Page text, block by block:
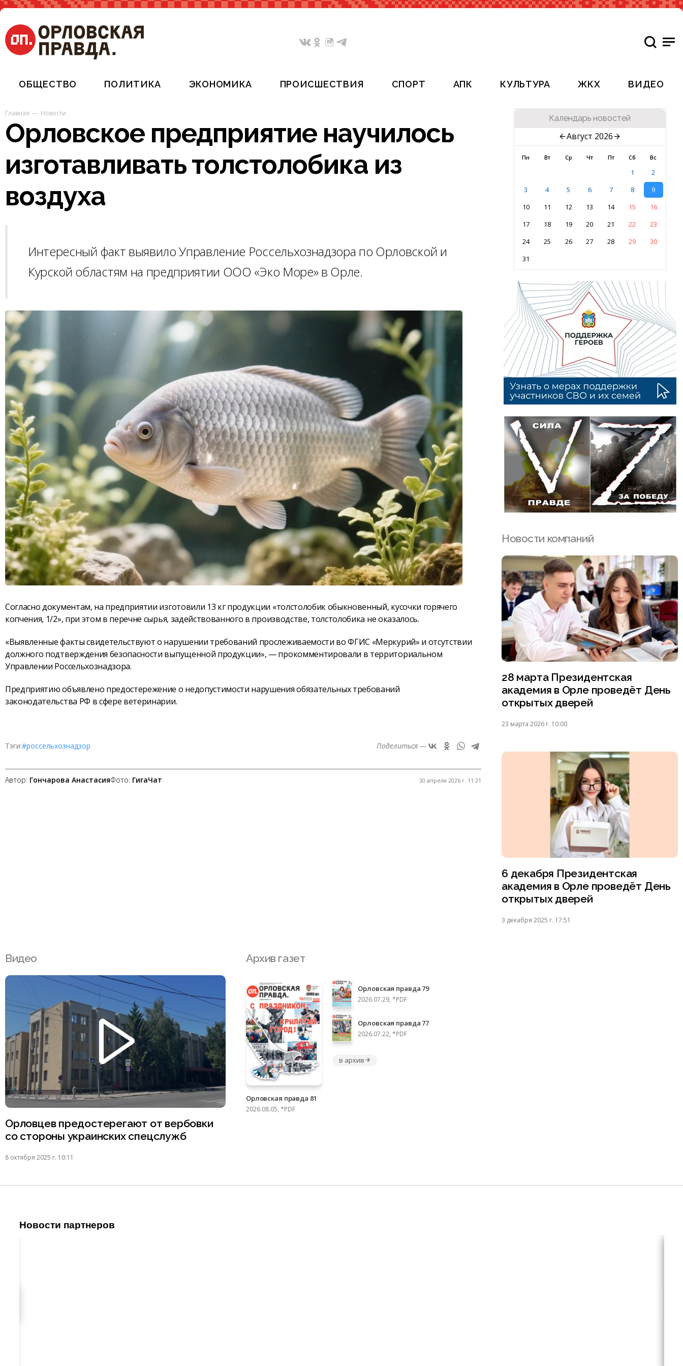
ОБЩЕСТВО ПОЛИТИКА ЭКОНОМИКА ПРОИСШЕСТВИЯ СПОРТ АПК КУЛЬТУРА ЖКХ ВИДЕО
Главная Новости
Орловское предприятие научилось
изготавливать толстолобика из
воздуха
Интересный факт выявило Управление Россельхознадзора по Орловской и
Курской областям на предприятии ООО «Эко Море» в Орле.
Согласно документам, на предприятии изготовили 13 кг продукции «толстолобик обыкновенный, кусочки горячего
копчения, 1/2», при этом в перечне сырья, задействованного в производстве, толстолобика не оказалось.
«Выявленные факты свидетельствуют о нарушении требований прослеживаемости во ФГИС «Меркурий» и отсутствии
должного подтверждения безопасности выпущенной продукции», — прокомментировали в территориальном
Управлении Россельхознадзора.
Предприятию объявлено предостережение о недопустимости нарушения обязательных требований
законодательства РФ в сфере ветеринарии.
Тэги:#россельхознадзор Поделиться —
Автор: Гончарова АнастасияФото: ГигаЧат 30 апреля 2026 г. 11:21
Календарь новостей
Август 2026
Пн Вт Ср Чт Пт Сб Вс
1
2
3
4 5 6 7 8
9
10
11 12 13 14 15
16
17
18 19 20 21 22
23
24
25 26 27 28 29
30
31
Новости компаний
28 марта Президентская
академия в Орле проведёт День
открытых дверей
23 марта 2026 г. 10:00
6 декабря Президентская
академия в Орле проведёт День
открытых дверей
3 декабря 2025 г. 17:51
Видео
Орловцев предостерегают от вербовки
со стороны украинских спецслужб
8 октября 2025 г. 10:11
Архив газет
Орловская правда 81
2026.08.05, *PDF
Орловская правда 79
2026.07.29, *PDF
Орловская правда 77
2026.07.22, *PDF
в архив
Новости партнеров